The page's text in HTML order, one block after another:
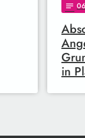
notes 06
in